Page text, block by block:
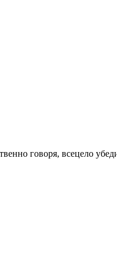
говоря, всецело